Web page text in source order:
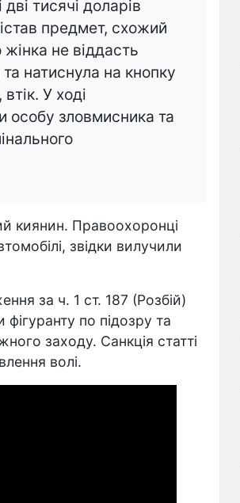
тисячі доларів
предмет, схожий
жінка не віддасть
натиснула на кнопку
У ході
особу зловмисника та
киянин. Правоохоронці
звідки вилучили
за ч. 1 ст. 187 (Розбій)
по підозру та
заходу. Санкція статті
волі.